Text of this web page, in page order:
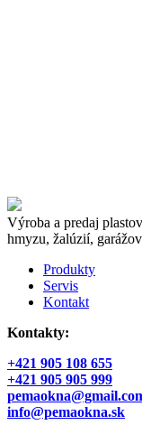
Výroba a predaj
hmyzu, žalúzií,
Produkty
Servis
Kontakt
Kontakty:
+421 905 108 655
+421 905 905 999
info@pemaokna.sk